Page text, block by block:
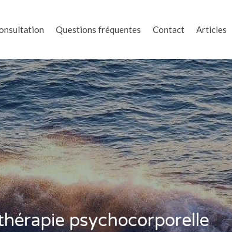
Questions fréquentes Contact Articles
psychocorporelle